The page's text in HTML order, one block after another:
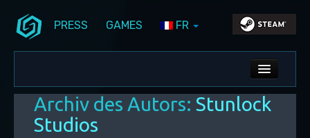
PRESS GAMES FR
ALL NEWS
Archiv des Autors: Stunlock
Studios